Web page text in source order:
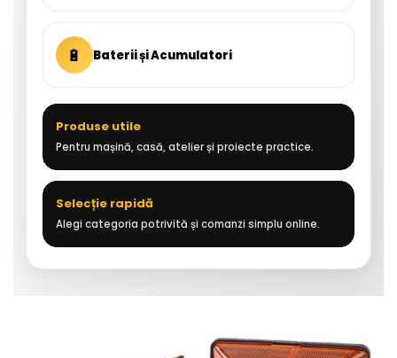
🔋 Baterii și Acumulatori
Produse utile
Pentru mașină, casă, atelier și proiecte practice.
Selecție rapidă
Alegi categoria potrivită și comanzi simplu online.